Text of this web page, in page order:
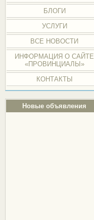
БЛОГИ
УСЛУГИ
ВСЕ НОВОСТИ
ИНФОРМАЦИЯ О САЙТЕ
«ПРОВИНЦИАЛЫ»
КОНТАКТЫ
Новые объявления